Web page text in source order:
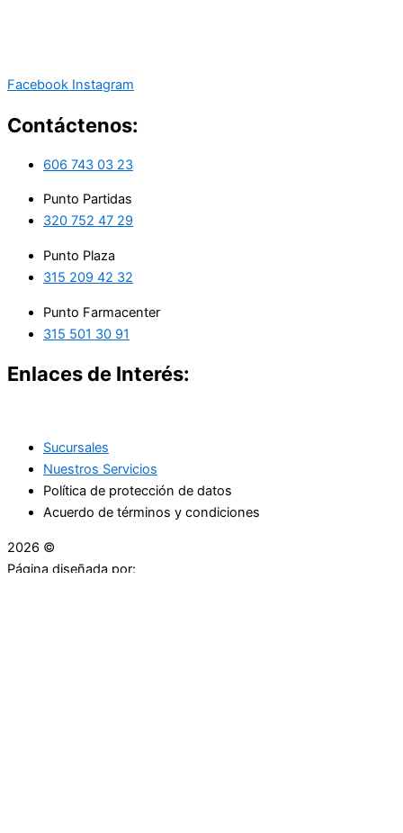
Facebook Instagram
Contáctenos:
606 743 03 23
Punto Partidas
320 752 47 29
Punto Plaza
315 209 42 32
Punto Farmacenter
315 501 30 91
Enlaces de Interés:
Sucursales
Nuestros Servicios
Política de protección de datos
Acuerdo de términos y condiciones
2026 ©
Página diseñada por: